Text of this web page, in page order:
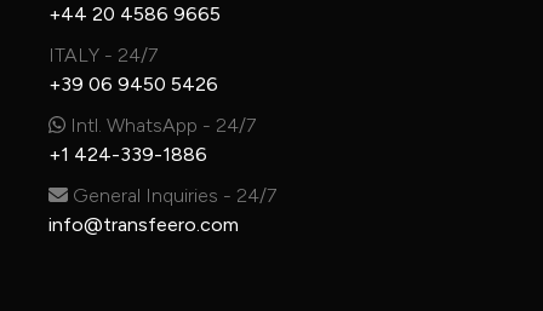
+44 20 4586 9665
ITALY - 24/7
+39 06 9450 5426
Intl. WhatsApp - 24/7
+1 424-339-1886
General Inquiries - 24/7
info@transfeero.com